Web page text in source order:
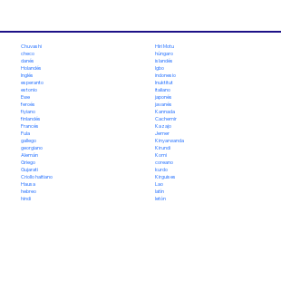
Chuvashi
checo
danés
Holandés
Inglés
esperanto
estonio
Ewe
feroés
fiyiano
finlandés
Francés
Fula
gallego
georgiano
Alemán
Griego
Gujarati
Criollo haitiano
Hausa
hebreo
hindi
Hiri Motu
húngaro
islandés
Igbo
indonesio
Inuktitut
italiano
japonés
javanés
Kannada
Cachemir
Kazajo
Jemer
Kinyarwanda
Kirundi
Komi
coreano
kurdo
Kirguises
Lao
latín
letón